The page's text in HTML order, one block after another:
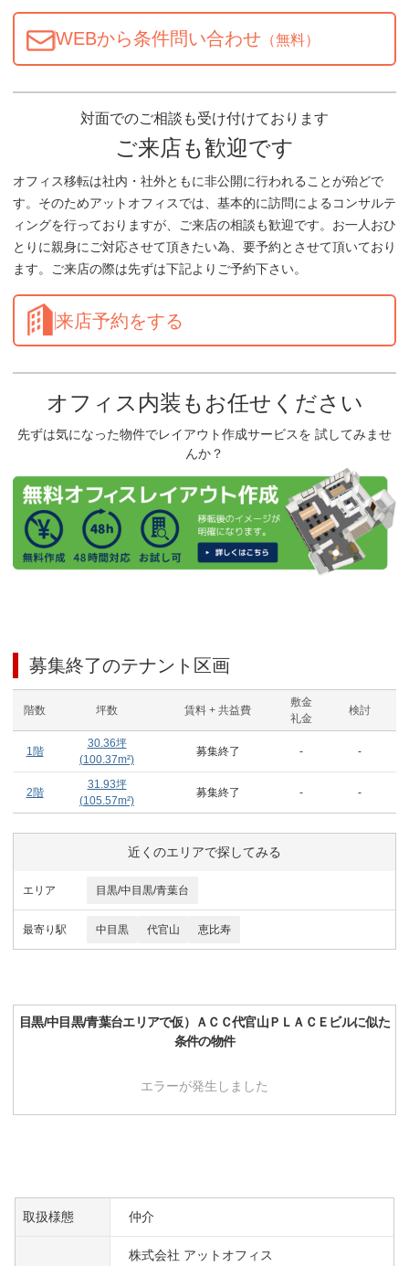
WEBから条件問い合わせ （無料）
対面でのご相談も受け付けております
ご来店も歓迎です
オフィス移転は社内・社外ともに非公開に行われることが殆どで
す。そのためアットオフィスでは、基本的に訪問によるコンサルテ
ィングを行っておりますが、ご来店の相談も歓迎です。お一人おひ
とりに親身にご対応させて頂きたい為、要予約とさせて頂いており
ます。ご来店の際は先ずは下記よりご予約下さい。
来店予約をする
オフィス内装もお任せください
先ずは気になった物件でレイアウト作成サービスを 試してみませ
んか？
募集終了のテナント区画
階数 坪数 賃料 + 共益費
敷金
礼金
検討
1階
30.36坪
(100.37m²)
募集終了 - -
2階
31.93坪
(105.57m²)
募集終了 - -
近くのエリアで探してみる
エリア 目黒/中目黒/青葉台
最寄り駅 中目黒 代官山 恵比寿
目黒/中目黒/青葉台エリアで仮）ＡＣＣ代官山ＰＬＡＣＥビルに似た
条件の物件
エラーが発生しました
取扱様態 仲介
株式会社 アットオフィス